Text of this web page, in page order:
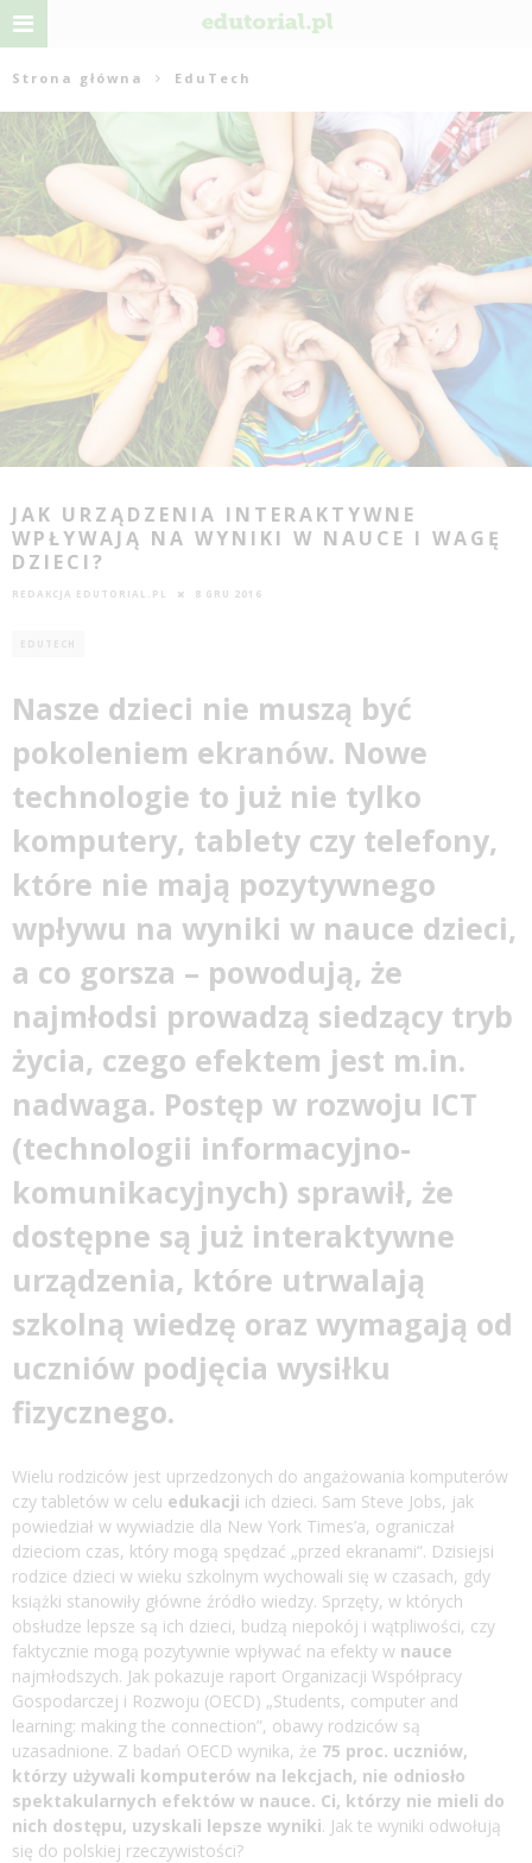
Strona główna EduTech
JAK URZĄDZENIA INTERAKTYWNE
WPŁYWAJĄ NA WYNIKI W NAUCE I WAGĘ
DZIECI?
REDAKCJA EDUTORIAL.PL 8 GRU 2016
EDUTECH
Nasze dzieci nie muszą być
pokoleniem ekranów. Nowe
technologie to już nie tylko
komputery, tablety czy telefony,
które nie mają pozytywnego
wpływu na wyniki w nauce dzieci,
a co gorsza – powodują, że
najmłodsi prowadzą siedzący tryb
życia, czego efektem jest m.in.
nadwaga. Postęp w rozwoju ICT
(technologii informacyjno-
komunikacyjnych) sprawił, że
dostępne są już interaktywne
urządzenia, które utrwalają
szkolną wiedzę oraz wymagają od
uczniów podjęcia wysiłku
fizycznego.
Wielu rodziców jest uprzedzonych do angażowania komputerów
czy tabletów w celu edukacji ich dzieci. Sam Steve Jobs, jak
powiedział w wywiadzie dla New York Times’a, ograniczał
dzieciom czas, który mogą spędzać „przed ekranami”. Dzisiejsi
rodzice dzieci w wieku szkolnym wychowali się w czasach, gdy
książki stanowiły główne źródło wiedzy. Sprzęty, w których
obsłudze lepsze są ich dzieci, budzą niepokój i wątpliwości, czy
faktycznie mogą pozytywnie wpływać na efekty w nauce
najmłodszych. Jak pokazuje raport Organizacji Współpracy
Gospodarczej i Rozwoju (OECD) „Students, computer and
learning: making the connection”, obawy rodziców są
uzasadnione. Z badań OECD wynika, że 75 proc. uczniów,
którzy używali komputerów na lekcjach, nie odniosło
spektakularnych efektów w nauce. Ci, którzy nie mieli do
nich dostępu, uzyskali lepsze wyniki. Jak te wyniki odwołują
się do polskiej rzeczywistości?